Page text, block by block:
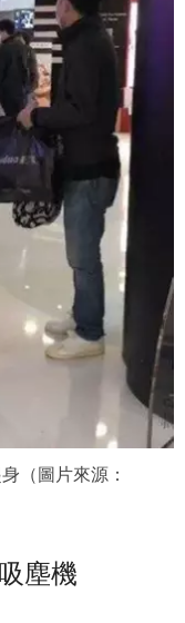
（圖片來源：
塵機